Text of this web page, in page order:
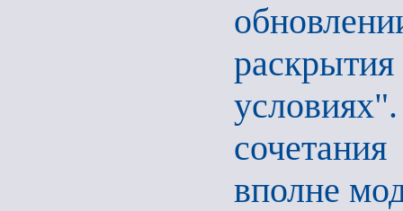
вполне